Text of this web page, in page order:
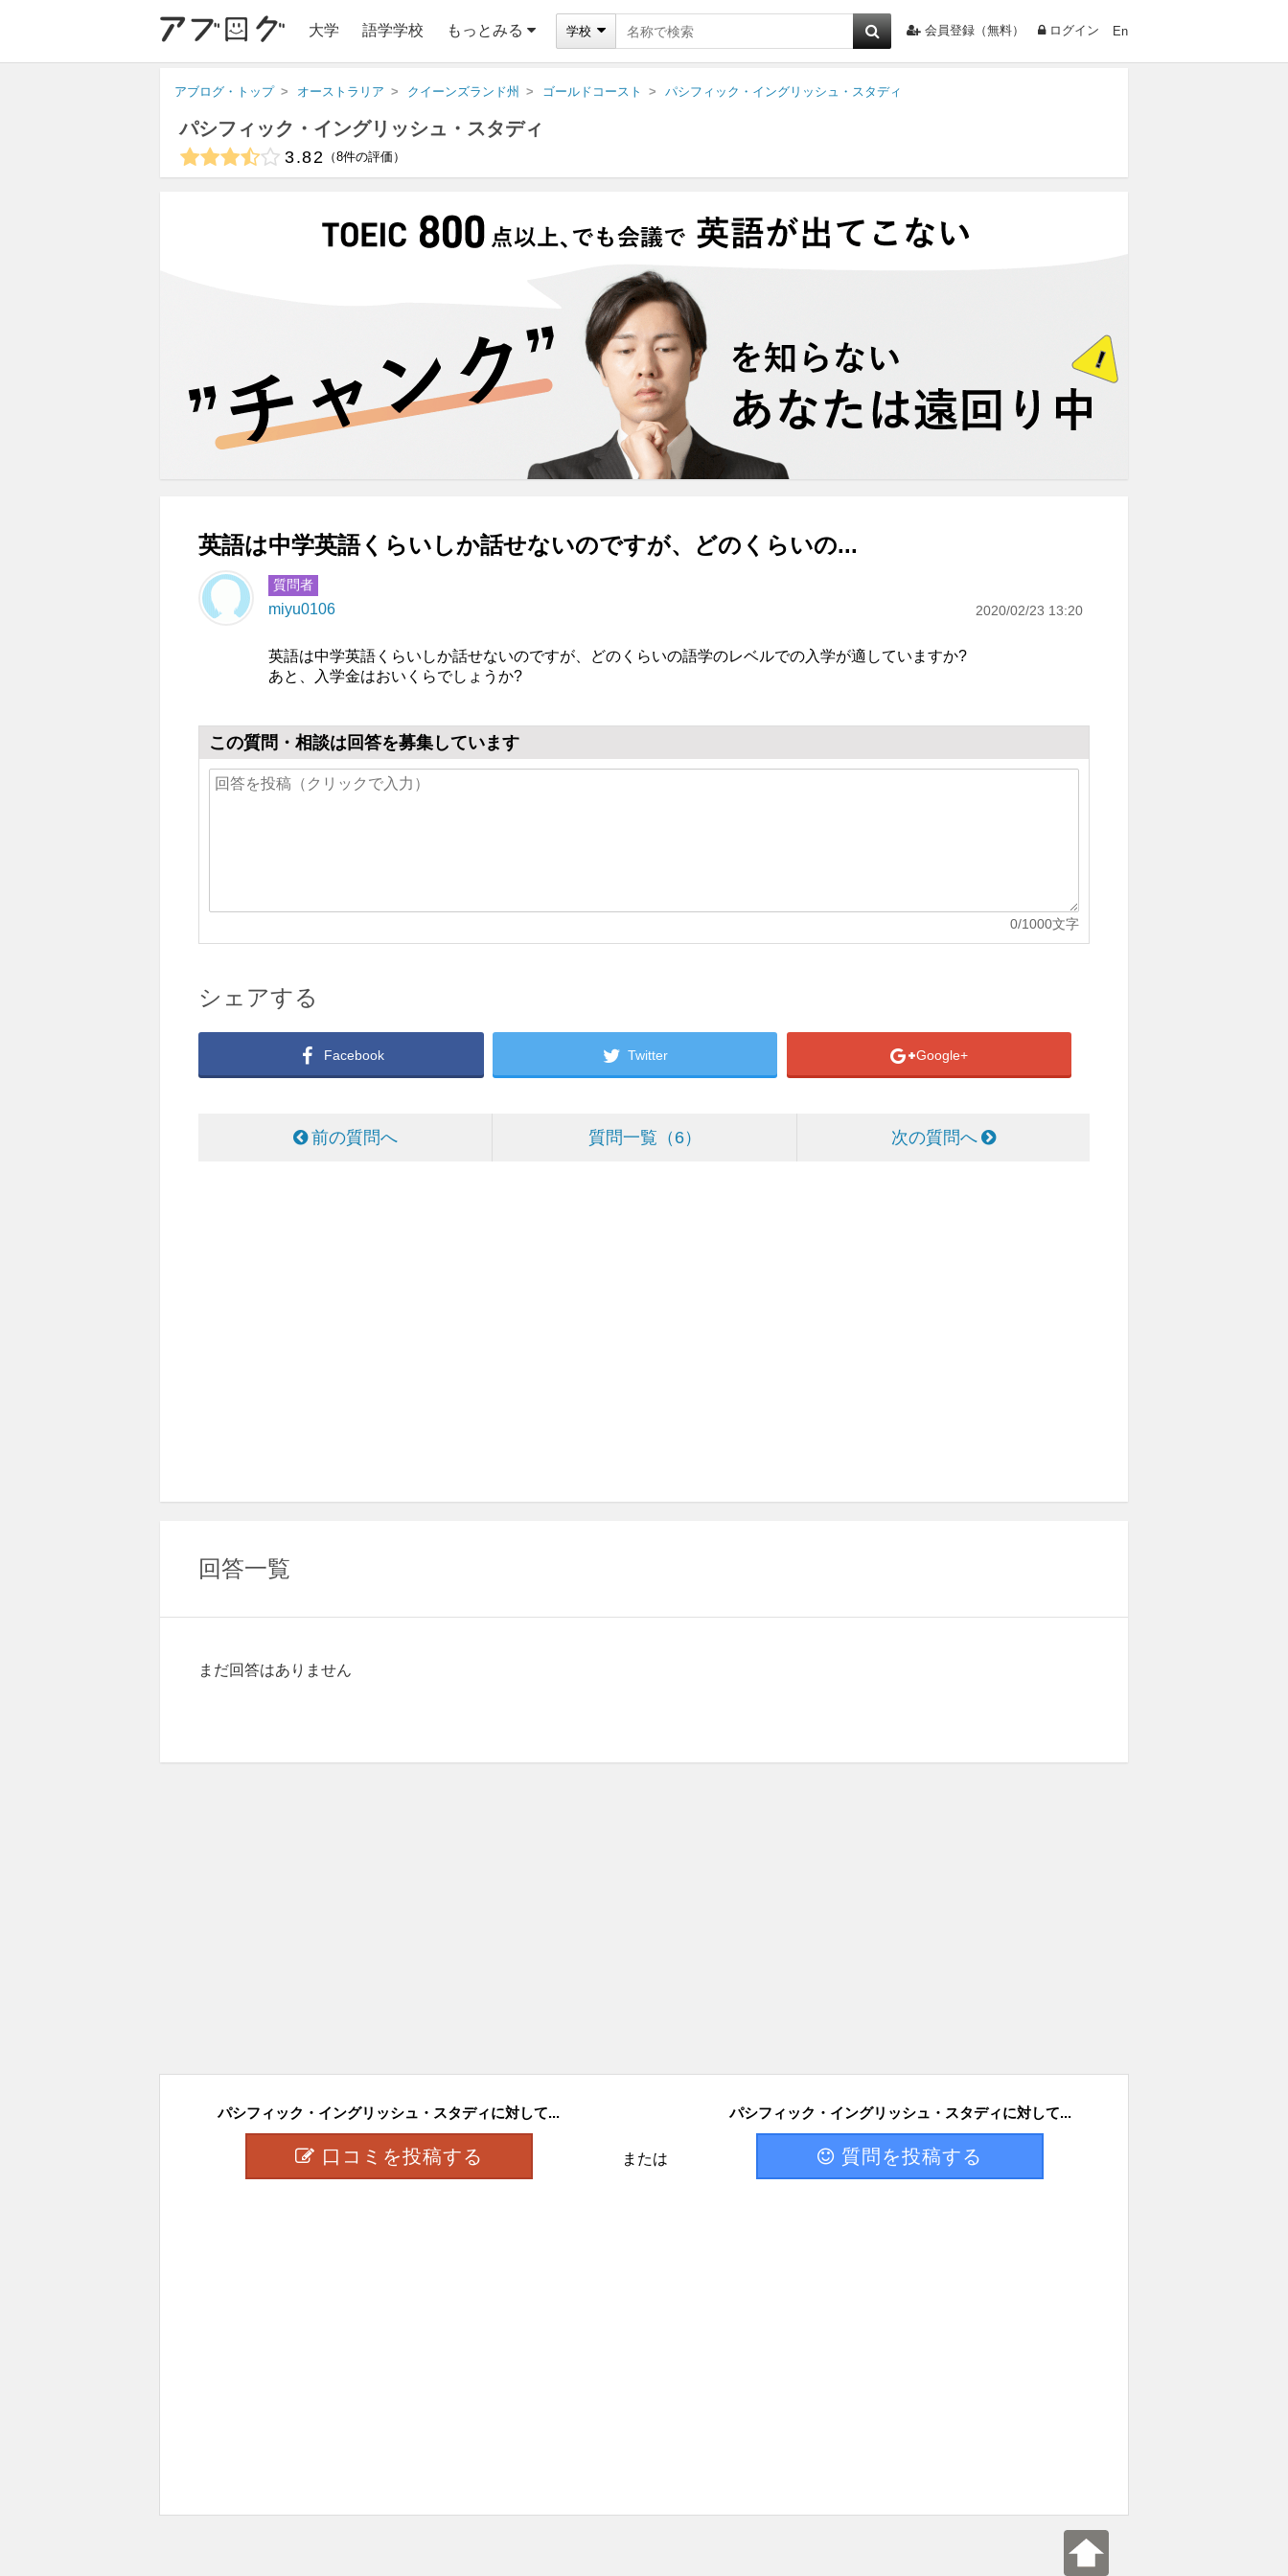
大学 語学学校 もっとみる 学校 会員登録（無料） ログイン En
アブログ・トップ オーストラリア クイーンズランド州 ゴールドコースト パシフィック・イングリッシュ・スタディ
パシフィック・イングリッシュ・スタディ
3.82 8件の評価
英語は中学英語くらいしか話せないのですが、どのくらいの...
質問者
miyu0106 2020/02/23 13:20
英語は中学英語くらいしか話せないのですが、どのくらいの語学のレベルでの入学が適していますか?
あと、入学金はおいくらでしょうか?
この質問・相談は回答を募集しています
0/1000文字
シェアする
Facebook Twitter Google+
前の質問へ 質問一覧 6 次の質問へ
回答一覧
まだ回答はありません
パシフィック・イングリッシュ・スタディに対して...
口コミを投稿する または
パシフィック・イングリッシュ・スタディに対して...
質問を投稿する